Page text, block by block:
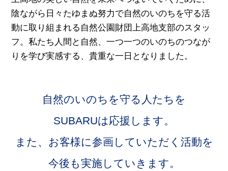
陰ながら日々たゆまぬ努力で自然のいのちを守る活
動に取り組まれる自然公園財団上高地支部のスタッ
フ。私たち人間と自然、一つ一つのいのちのつなが
りを学び実感する、貴重な一日となりました。
自然のいのちを守る人たちを
SUBARUは応援します。
また、お客様に参画していただく活動を
今後も実施していきます。